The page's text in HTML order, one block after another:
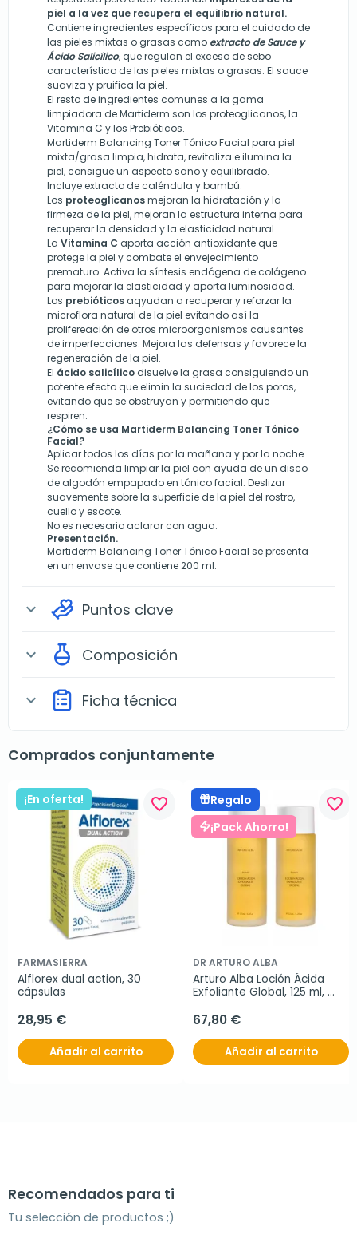
piel a la vez que recupera el equilibrio natural.
Contiene ingredientes específicos para el cuidado de
las pieles mixtas o grasas como extracto de Sauce y
Ácido Salicílico, que regulan el exceso de sebo
característico de las pieles mixtas o grasas. El sauce
suaviza y pruifica la piel.
El resto de ingredientes comunes a la gama
limpiadora de Martiderm son los proteoglicanos, la
Vitamina C y los Prebióticos.
Martiderm Balancing Toner Tónico Facial para piel
mixta/grasa limpia, hidrata, revitaliza e ilumina la
piel, consigue un aspecto sano y equilibrado.
Incluye extracto de caléndula y bambú.
Los proteoglicanosmejoran la hidratación y la
firmeza de la piel, mejoran la estructura interna para
recuperar la densidad y la elasticidad natural.
La Vitamina C aporta acción antioxidante que
protege la piel y combate el envejecimiento
prematuro. Activa la síntesis endógena de colágeno
para mejorar la elasticidad y aporta luminosidad.
Los prebióticos aqyudan a recuperar y reforzar la
microflora natural de la piel evitando así la
prolifereación de otros microorganismos causantes
de imperfecciones. Mejora las defensas y favorece la
regeneración de la piel.
El ácido salicílico disuelve la grasa consiguiendo un
potente efecto que elimin la suciedad de los poros,
evitando que se obstruyan y permitiendo que
respiren.
¿Cómo se usa Martiderm Balancing Toner Tónico
Facial?
Aplicar todos los días por la mañana y por la noche.
Se recomienda limpiar la piel con ayuda de un disco
de algodón empapado en tónico facial. Deslizar
suavemente sobre la superficie de la piel del rostro,
cuello y escote.
No es necesario aclarar con agua.
Presentación.
Martiderm Balancing Toner Tónico Facial se presenta
en un envase que contiene 200 ml.
expand_more Puntos clave
expand_more Composición
expand_more Ficha técnica
Comprados conjuntamente
¡En oferta! favorite_border
FARMASIERRA
Alflorex dual action, 30
cápsulas
28,95 €
Añadir al carrito
Regalo
¡Pack Ahorro!
favorite_border
DR ARTURO ALBA
Arturo Alba Loción Ácida
Exfoliante Global, 125 ml,
67,80 €
Añadir al carrito
Recomendados para ti
Tu selección de productos ;)